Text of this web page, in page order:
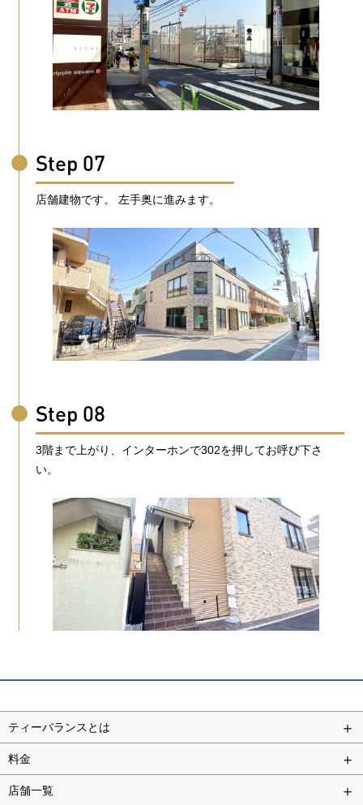
Step 07
店舗建物です。 左手奥に進みます。
Step 08
3階まで上がり、インターホンで302を押してお呼び下さ
い。
ティーバランスとは
料金
店舗一覧